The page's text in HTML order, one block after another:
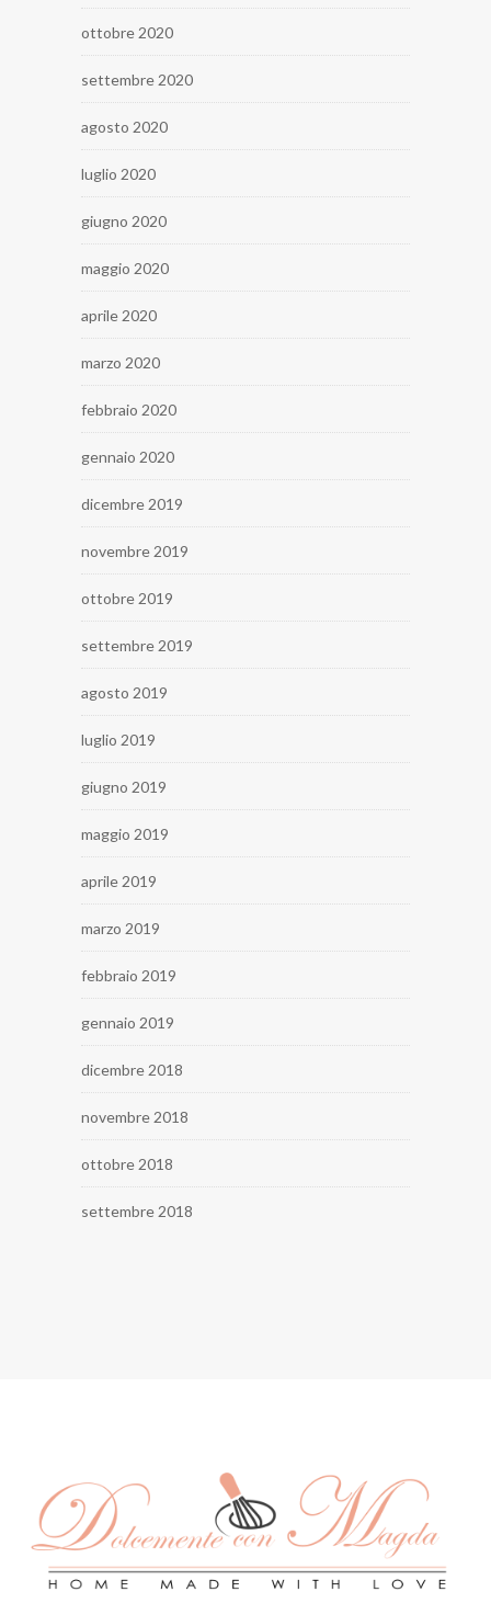
ottobre 2020
settembre 2020
agosto 2020
luglio 2020
giugno 2020
maggio 2020
aprile 2020
marzo 2020
febbraio 2020
gennaio 2020
dicembre 2019
novembre 2019
ottobre 2019
settembre 2019
agosto 2019
luglio 2019
giugno 2019
maggio 2019
aprile 2019
marzo 2019
febbraio 2019
gennaio 2019
dicembre 2018
novembre 2018
ottobre 2018
settembre 2018